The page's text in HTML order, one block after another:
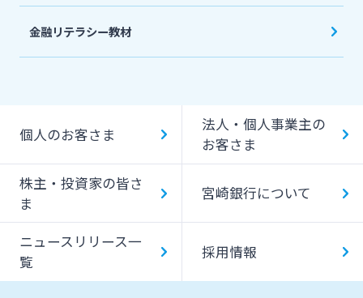
金融リテラシー教材
個人のお客さま
法人・個人事業主の
お客さま
株主・投資家の皆さ
ま
宮崎銀行について
ニュースリリース一
覧
採用情報